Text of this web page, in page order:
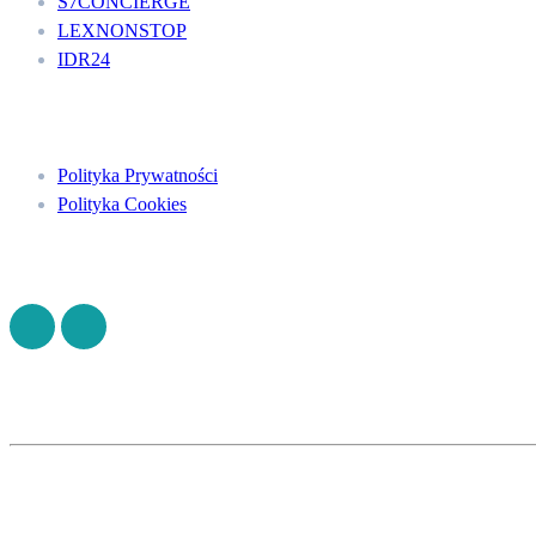
LEXNONSTOP
IDR24
Polityka Prywatności
Polityka Cookies